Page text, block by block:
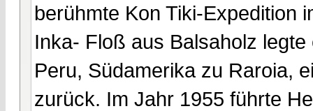
berühmte Kon Tiki-Expedition
Inka- Floß aus Balsaholz
Peru, Südamerika zu Raroia,
zurück. Im Jahr 1955 führte